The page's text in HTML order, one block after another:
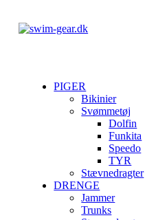
PIGER
Bikinier
Svømmetøj
Dolfin
Funkita
Speedo
TYR
Stævnedragter
DRENGE
Jammer
Trunks